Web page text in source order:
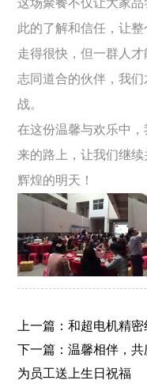
这场聚餐不仅让大家
此的了解和信任，让
走得很快，但一群人
志同道合的伙伴，我
战。
在这份温馨与欢乐中
来的路上，让我们继
辉煌的明天！
上一篇：和超电机精
下一篇：温馨相伴，
为员工送上生日祝福